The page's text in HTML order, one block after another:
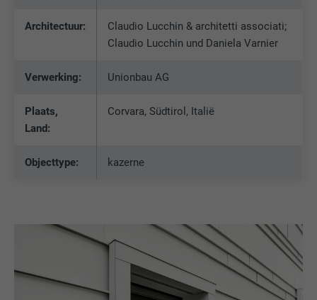
Architectuur:
Claudio Lucchin & architetti associati;
Claudio Lucchin und Daniela Varnier
Verwerking: Unionbau AG
Plaats,
Land:
Corvara, Südtirol, Italië
Objecttype: kazerne